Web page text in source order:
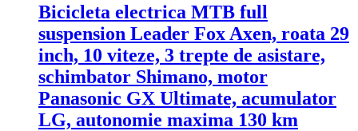
Bicicleta electrica MTB full
suspension Leader Fox Axen, roata 29
inch, 10 viteze, 3 trepte de asistare,
schimbator Shimano, motor
Panasonic GX Ultimate, acumulator
LG, autonomie maxima 130 km